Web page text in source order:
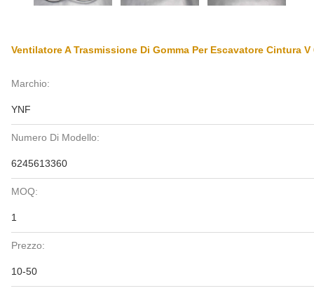
Ventilatore A Trasmissione Di Gomma Per Escavatore Cintura V
Marchio:
YNF
Numero Di Modello:
6245613360
MOQ:
1
Prezzo:
10-50